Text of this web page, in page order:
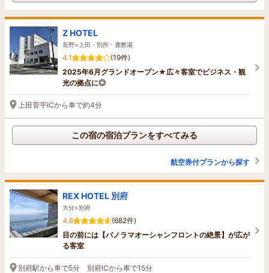
Z HOTEL
長野>上田・別所・鹿教湯
4.1
(19件)
2025年6月グランドオープン★広々客室でビジネス・観
光の拠点に◎
上田菅平ICから車で約4分
この宿の宿泊プランをすべてみる
航空券付プランから探す
REX HOTEL 別府
大分>別府
4.6
(682件)
目の前には【パノラマオーシャンフロントの絶景】が広が
る客室
別府駅から車で5分 別府ICから車で15分